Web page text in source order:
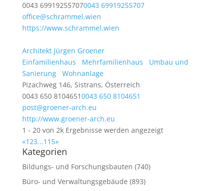
0043 699192557070043 69919255707
office@schrammel.wien
https://www.schrammel.wien
Architekt Jürgen Groener
Einfamilienhaus
Mehrfamilienhaus
Umbau und
Sanierung
Wohnanlage
Pizachweg 146, Sistrans, Österreich
0043 650 81046510043 650 8104651
post@groener-arch.eu
http://www.groener-arch.eu
1 - 20 von 2k Ergebnisse werden angezeigt
«123...115»
Kategorien
Bildungs- und Forschungsbauten (740)
Büro- und Verwaltungsgebäude (893)